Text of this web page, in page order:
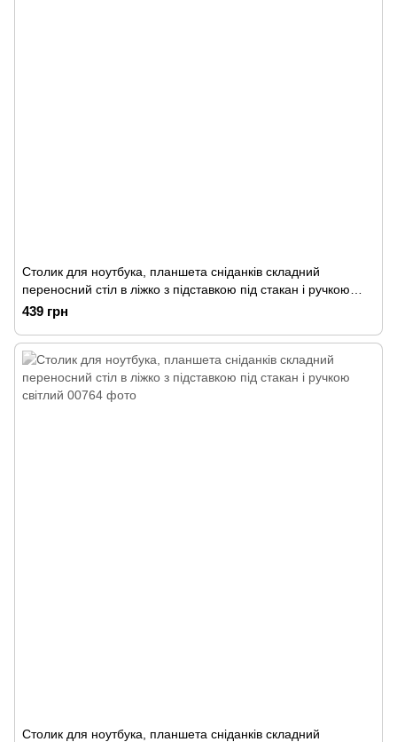
Столик для ноутбука, планшета сніданків складний
переносний стіл в ліжко з підставкою під стакан і ручкою
дерев'яний
439 грн
Столик для ноутбука, планшета сніданків складний